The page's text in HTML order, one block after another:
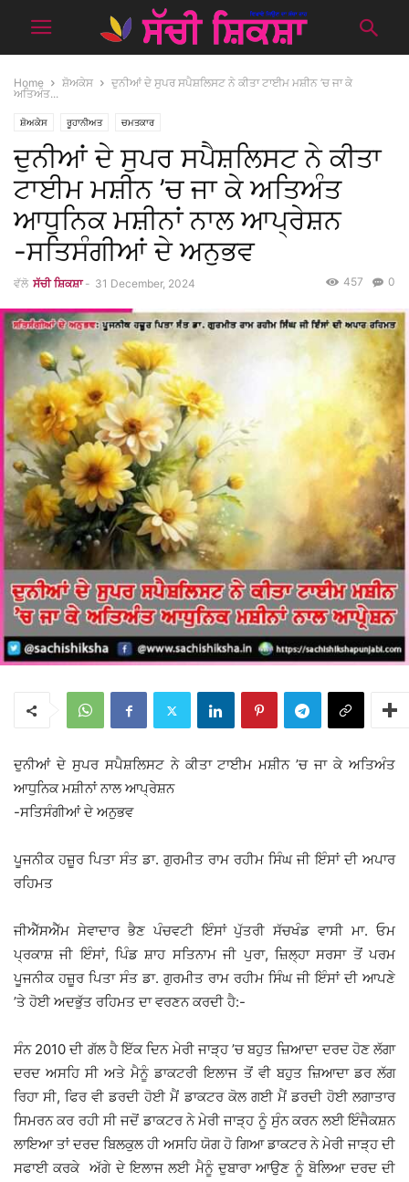
Home ਸ਼ੋਅਕੇਸ
ਦੁਨੀਆਂ ਦੇ ਸੁਪਰ ਸਪੈਸ਼ਲਿਸਟ ਨੇ ਕੀਤਾ ਟਾਈਮ ਮਸ਼ੀਨ ’ਚ ਜਾ ਕੇ
ਅਤਿਅੰਤ...
ਸ਼ੋਅਕੇਸ ਰੂਹਾਨੀਅਤ ਚਮਤਕਾਰ
ਦੁਨੀਆਂ ਦੇ ਸੁਪਰ ਸਪੈਸ਼ਲਿਸਟ ਨੇ ਕੀਤਾ
ਟਾਈਮ ਮਸ਼ੀਨ ’ਚ ਜਾ ਕੇ ਅਤਿਅੰਤ
ਆਧੁਨਿਕ ਮਸ਼ੀਨਾਂ ਨਾਲ ਆਪ੍ਰੇਸ਼ਨ
-ਸਤਿਸੰਗੀਆਂ ਦੇ ਅਨੁਭਵ
ਵੱਲੋ ਸੱਚੀ ਸ਼ਿਕਸ਼ਾ - 31 December, 2024 0
457
ਦੁਨੀਆਂ ਦੇ ਸੁਪਰ ਸਪੈਸ਼ਲਿਸਟ ਨੇ ਕੀਤਾ ਟਾਈਮ ਮਸ਼ੀਨ ’ਚ ਜਾ ਕੇ ਅਤਿਅੰਤ
ਆਧੁਨਿਕ ਮਸ਼ੀਨਾਂ ਨਾਲ ਆਪ੍ਰੇਸ਼ਨ
-ਸਤਿਸੰਗੀਆਂ ਦੇ ਅਨੁਭਵ
ਪੂਜਨੀਕ ਹਜ਼ੂਰ ਪਿਤਾ ਸੰਤ ਡਾ. ਗੁਰਮੀਤ ਰਾਮ ਰਹੀਮ ਸਿੰਘ ਜੀ ਇੰਸਾਂ ਦੀ ਅਪਾਰ
ਰਹਿਮਤ
ਜੀਐੱਸਐੱਮ ਸੇਵਾਦਾਰ ਭੈਣ ਪੰਚਵਟੀ ਇੰਸਾਂ ਪੁੱਤਰੀ ਸੱਚਖੰਡ ਵਾਸੀ ਮਾ. ਓਮ
ਪ੍ਰਕਾਸ਼ ਜੀ ਇੰਸਾਂ, ਪਿੰਡ ਸ਼ਾਹ ਸਤਿਨਾਮ ਜੀ ਪੁਰਾ, ਜ਼ਿਲ੍ਹਾ ਸਰਸਾ ਤੋਂ ਪਰਮ
ਪੂਜਨੀਕ ਹਜ਼ੂਰ ਪਿਤਾ ਸੰਤ ਡਾ. ਗੁਰਮੀਤ ਰਾਮ ਰਹੀਮ ਸਿੰਘ ਜੀ ਇੰਸਾਂ ਦੀ ਆਪਣੇ
’ਤੇ ਹੋਈ ਅਦਭੁੱਤ ਰਹਿਮਤ ਦਾ ਵਰਣਨ ਕਰਦੀ ਹੈ:-
ਸੰਨ 2010 ਦੀ ਗੱਲ ਹੈ ਇੱਕ ਦਿਨ ਮੇਰੀ ਜਾੜ੍ਹ ’ਚ ਬਹੁਤ ਜ਼ਿਆਦਾ ਦਰਦ ਹੋਣ ਲੱਗਾ
ਦਰਦ ਅਸਹਿ ਸੀ ਅਤੇ ਮੈਨੂੰ ਡਾਕਟਰੀ ਇਲਾਜ ਤੋਂ ਵੀ ਬਹੁਤ ਜ਼ਿਆਦਾ ਡਰ ਲੱਗ
ਰਿਹਾ ਸੀ, ਫਿਰ ਵੀ ਡਰਦੀ ਹੋਈ ਮੈਂ ਡਾਕਟਰ ਕੋਲ ਗਈ ਮੈਂ ਡਰਦੀ ਹੋਈ ਲਗਾਤਾਰ
ਸਿਮਰਨ ਕਰ ਰਹੀ ਸੀ ਜਦੋਂ ਡਾਕਟਰ ਨੇ ਮੇਰੀ ਜਾੜ੍ਹ ਨੂੰ ਸੁੰਨ ਕਰਨ ਲਈ ਇੰਜੈਕਸ਼ਨ
ਲਾਇਆ ਤਾਂ ਦਰਦ ਬਿਲਕੁਲ ਹੀ ਅਸਹਿ ਯੋਗ ਹੋ ਗਿਆ ਡਾਕਟਰ ਨੇ ਮੇਰੀ ਜਾੜ੍ਹ ਦੀ
ਸਫਾਈ ਕਰਕੇ ਅੱਗੇ ਦੇ ਇਲਾਜ ਲਈ ਮੈਨੂੰ ਦੁਬਾਰਾ ਆਉਣ ਨੂੰ ਬੋਲਿਆ ਦਰਦ ਦੀ